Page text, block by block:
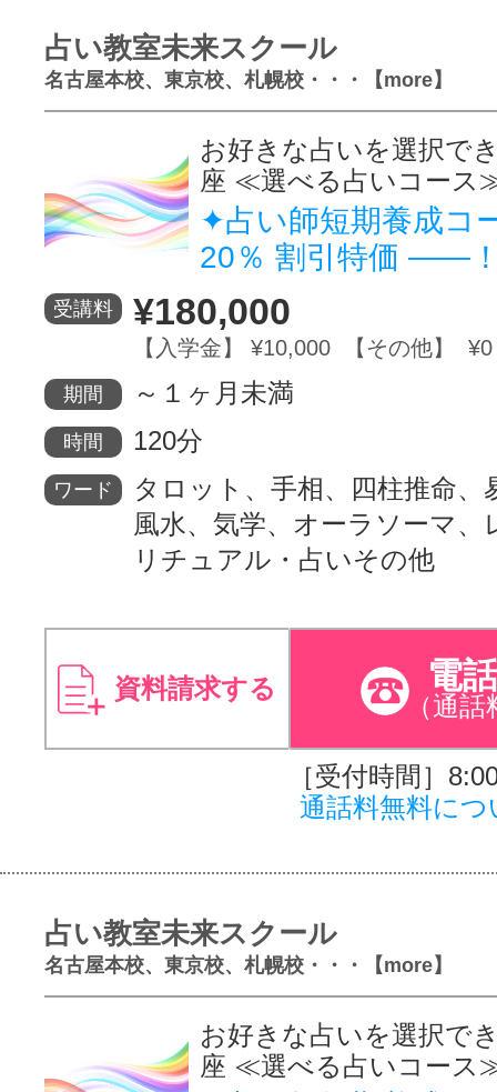
占い教室未来スクール
名古屋本校、東京校、札幌校・・・【more】
お好きな占いを選択で
座 ≪選べる占いコー
✦占い師短期養成
20％ 割引特価 ――
受講料 ¥180,000
【入学金】 ¥10,000 【その他】 ¥0
期間 ～１ヶ月未満
時間 120分
ワード
タロット、手相、四柱推命、
風水、気学、オーラソーマ、
リチュアル・占いその他
資料請求する 電
（通話
［受付時間］
通話料無料につ
占い教室未来スクール
名古屋本校、東京校、札幌校・・・【more】
お好きな占いを選択で
座 ≪選べる占いコー